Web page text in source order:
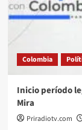
Colombia
Inicio período
Mira
Priradiotv.com